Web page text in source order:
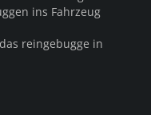
ins Fahrzeug
reingebugge in